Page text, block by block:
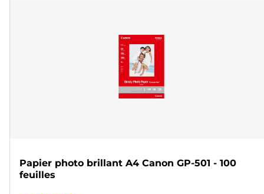
Papier photo brillant A4 Canon GP-501 - 100
feuilles